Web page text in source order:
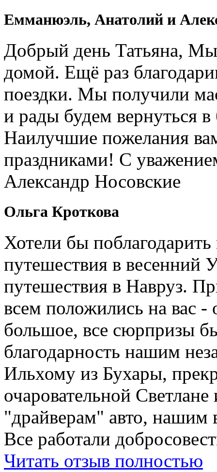
Емманюэль, Анатолий и
Добрый день Татьяна, Мы
домой. Ещё раз
поездки. Мы получили
и рады будем вернуться
Наилучшие пожелания
праздниками! С
Александр Носовские
Ольга Кроткова
Хотели бы
путешествия в весенний
путешествия в Навруз.
всем положились на вас -
большое, все сюрпризы
благодарность нашим
Ильхому из Бухары,
очаровательной
"драйверам" авто, нашим
Все работали
Читать отзыв полностью